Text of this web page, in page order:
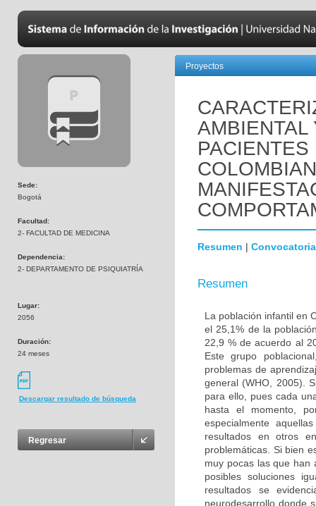
Sede:
Bogotá
Facultad:
2- FACULTAD DE MEDICINA
Dependencia:
2- DEPARTAMENTO DE PSIQUIATRÍA
Lugar:
2056
Duración:
24 meses
Descargar resultado de búsqueda
Regresar
Proyectos
AMBIENTAL
Resumen | Convocatoria
Resumen
La población infantil en
el 25,1% de la
22,9 % de acuerdo al
Este grupo
problemas de
general (WHO, 2005).
para ello, pues cada
hasta el momento,
especialmente
resultados en otros
problemáticas. Si bien
muy pocas las que han
posibles soluciones
resultados se
neurodesarrollo donde